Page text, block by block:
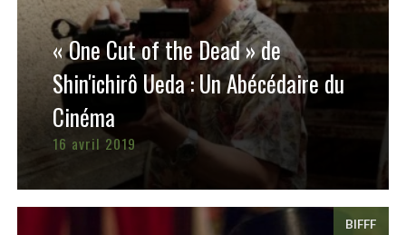
« One Cut of the Dead » de
Shin'ichirô Ueda : Un Abécédaire du
Cinéma
16 avril 2019
BIFFF